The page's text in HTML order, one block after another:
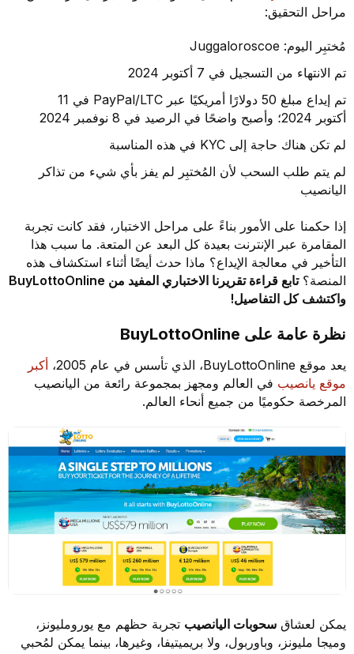
مراحل التحقيق:
مُختبِر اليوم: Juggaloroscoe
تم الانتهاء من التسجيل في 7 أكتوبر 2024
تم إيداع مبلغ 50 دولارًا أمريكيًا عبر PayPal/LTC في 11
أكتوبر 2024؛ وأصبح واضحًا في الرصيد في 8 نوفمبر 2024
لم تكن هناك حاجة إلى KYC في هذه المناسبة
لم يتم طلب السحب لأن المُختبِر لم يفز بأي شيء من تذاكر
اليانصيب
إذا حكمنا على الأمور بناءً على مراحل الاختبار، فقد كانت تجربة
المقامرة عبر الإنترنت بعيدة كل البعد عن المتعة. ما سبب هذا
التأخير في معالجة الإيداع؟ ماذا حدث أيضًا أثناء استكشاف هذه
المنصة؟
تابع قراءة تقريرنا الاختباري المفيد من BuyLottoOnline
واكتشف كل التفاصيل!
نظرة عامة على BuyLottoOnline
يعد موقع BuyLottoOnline، الذي تأسس في عام 2005،
أكبر
موقع يانصيبفي العالم ومجهز بمجموعة رائعة من اليانصيب
المرخصة حكوميًا من جميع أنحاء العالم.
يمكن لعشاقسحوبات اليانصيبتجربة حظهم مع يورومليونز،
وميجا مليونز، وباوربول، ولا بريميتيفا، وغيرها، بينما يمكن لمُحبي